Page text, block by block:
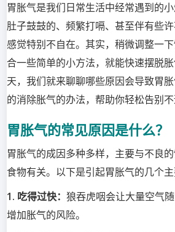
胃胀气是我们日常生活中经常遇到的
肚子鼓鼓的、频繁打嗝、甚至伴有些
感觉特别不自在。其实，稍微调整一
合一些简单的小方法，就能快速摆脱
天，我们就来聊聊哪些原因会导致胃
的消除胀气的办法，帮助你轻松告别不
胃胀气的常见原因是什么？
胃胀气的成因多种多样，主要与不良
食物有关。以下是引起胃胀气的几个主
1. 吃得过快： 狼吞虎咽会让大量空气随
增加胀气的风险。